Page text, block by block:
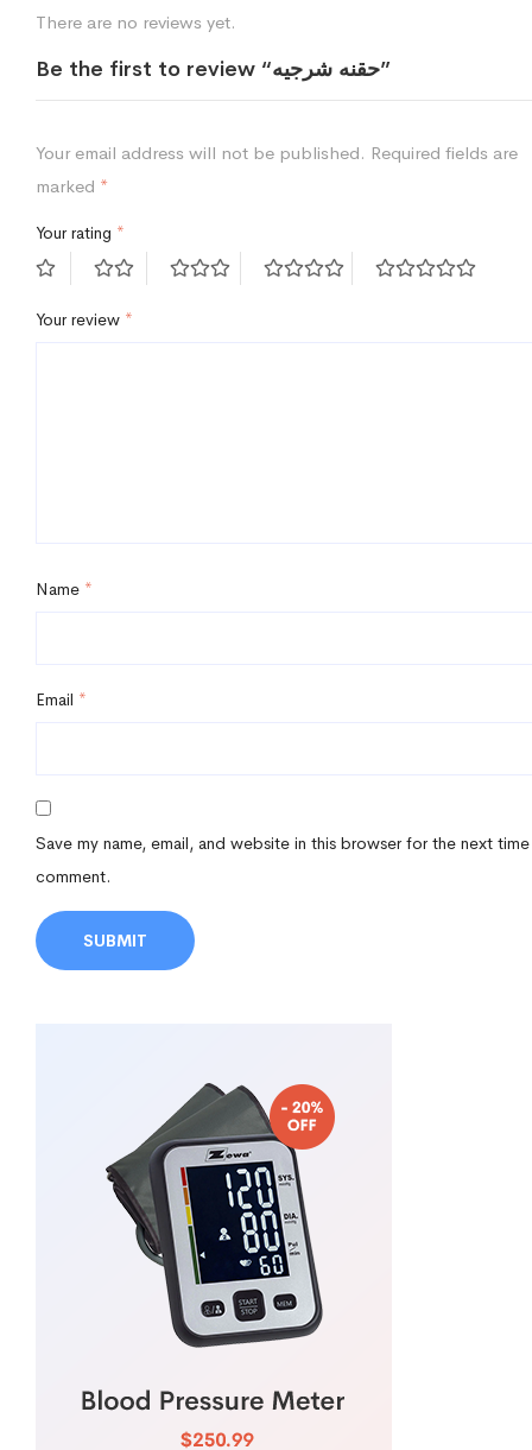
There are no reviews yet.
Be the first to review “حقنه شرجيه”
Your email address will not be published. Required fields are
marked *
Your rating *
Your review *
Name *
Email *
Save my name, email, and website in this browser for the next
comment.